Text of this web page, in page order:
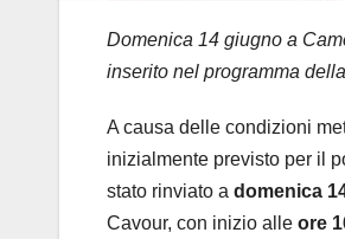
Domenica 14 giugno a
inserito nel programma
A causa delle condizioni
inizialmente previsto per il
stato rinviato a domenica
Cavour, con inizio alle ore